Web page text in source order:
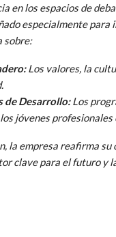
en los espacios de
especialmente
sobre:
Los valores, la
de Desarrollo:Los
jóvenes profesionales
la empresa reafirma
clave para el futuro y